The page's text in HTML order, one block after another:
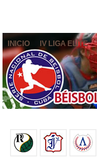
INICIO IV LIGA ELITE